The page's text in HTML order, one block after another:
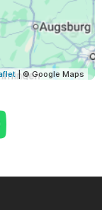
| © Google Maps